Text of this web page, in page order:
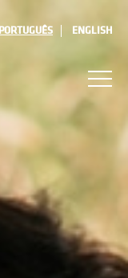
PORTUGUÊS ENGLISH